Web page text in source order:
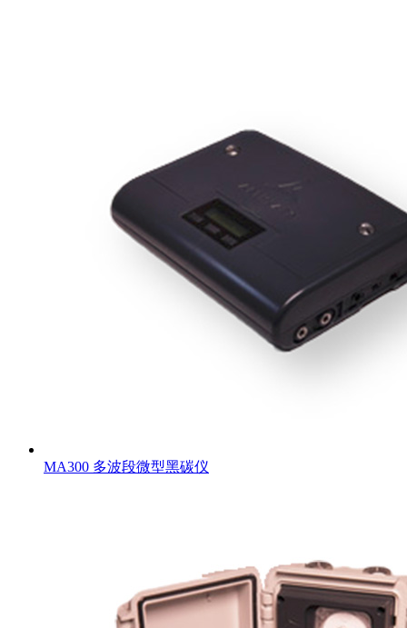
MA300 多波段微型黑碳仪